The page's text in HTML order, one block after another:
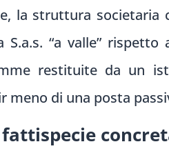
la struttura societaria
S.a.s. “a valle”
restituite da un
meno di una posta